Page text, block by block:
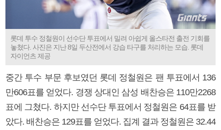
롯데 투수 정철원이 선수단 투표에서 밀려 아쉽게 올스타전 출전 기회를
놓쳤다. 사진은 지난 8일 두산전에서 강습 타구를 처리하는 모습. 롯데
자이언츠 제공
중간 투수 부문 후보였던 롯데 정철원은 팬 투표에서 136
만606표를 얻었다. 경쟁 상대인 삼성 배찬승은 110만2268
표에 그쳤다. 하지만 선수단 투표에서 정철원은 64표를 받
았다. 배찬승은 129표를 얻었다. 집계 결과 정철원은 32.44